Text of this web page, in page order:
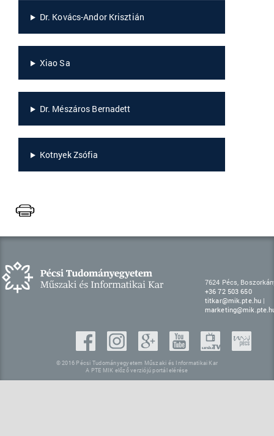
Dr. Kovács-Andor Krisztián
Xiao Sa
Dr. Mészáros Bernadett
Kotnyek Zsófia
7624 Pécs,
+36 72 503 650
titkar@mik.pte.hu |
© 2016 Pécsi Tudományegyetem Műszaki és Informatikai Kar
A PTE MIK előző verziójú portál elérése